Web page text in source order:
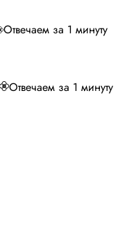
Отвечаем за 1 минуту
Отвечаем за 1 минуту